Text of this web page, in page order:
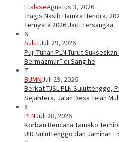
EtalaseAgustus 3, 2026
Tragis Nasib Hamka Hendra,
Ternyata 2026 Jadi Tersangka
6
SulutJuli 29, 2026
Puji Tuhan PLN Turut
Bermazmur” di Sangihe
7
BUMNJuli 29, 2026
Berkat TJSL PLN Suluttenggo,
Sejahtera, Jalan Desa Telah
8
PLNJuli 28, 2026
Korban Bencana Tamako
UID Suluttenggo dan Jaminan